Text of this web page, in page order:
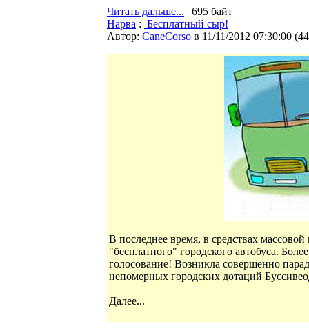
Читать дальше... | 695 байт
Нарва : Бесплатный сыр!
Автор: CaneCorso в 11/11/2012 07:30:00 (
В последнее время, в средствах
"бесплатного" городского автобуса.
голосование! Возникла совершенно
непомерных городских дотаций
Далее...